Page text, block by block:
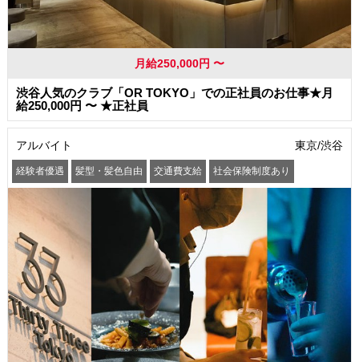
月給250,000円 〜
渋谷人気のクラブ「OR TOKYO」での正社員のお仕事★月
給250,000円 〜 ★正社員
アルバイト 東京/渋谷
経験者優遇 髪型・髪色自由 交通費支給 社会保険制度あり